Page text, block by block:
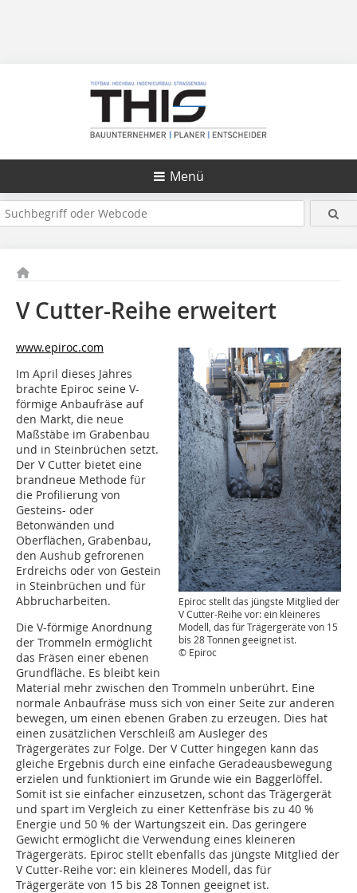
Menü
V Cutter-Reihe erweitert
Epiroc stellt das jüngste Mitglied der
V Cutter-Reihe vor: ein kleineres
Modell, das für Trägergeräte von 15
bis 28 Tonnen geeignet ist.
© Epiroc
www.epiroc.com
Im April dieses Jahres
brachte Epiroc seine V-
förmige Anbaufräse auf
den Markt, die neue
Maßstäbe im Grabenbau
und in Steinbrüchen setzt.
Der V Cutter bietet eine
brandneue Methode für
die Profilierung von
Gesteins- oder
Betonwänden und
Oberflächen, Grabenbau,
den Aushub gefrorenen
Erdreichs oder von Gestein
in Steinbrüchen und für
Abbrucharbeiten.
Die V-förmige Anordnung
der Trommeln ermöglicht
das Fräsen einer ebenen
Grundfläche. Es bleibt kein
Material mehr zwischen den Trommeln unberührt. Eine
normale Anbaufräse muss sich von einer Seite zur anderen
bewegen, um einen ebenen Graben zu erzeugen. Dies hat
einen zusätzlichen Verschleiß am Ausleger des
Trägergerätes zur Folge. Der V Cutter hingegen kann das
gleiche Ergebnis durch eine einfache Geradeausbewegung
erzielen und funktioniert im Grunde wie ein Baggerlöffel.
Somit ist sie einfacher einzusetzen, schont das Trägergerät
und spart im Vergleich zu einer Kettenfräse bis zu 40 %
Energie und 50 % der Wartungszeit ein. Das geringere
Gewicht ermöglicht die Verwendung eines kleineren
Trägergeräts. Epiroc stellt ebenfalls das jüngste Mitglied der
V Cutter-Reihe vor: ein kleineres Modell, das für
Trägergeräte von 15 bis 28 Tonnen geeignet ist.